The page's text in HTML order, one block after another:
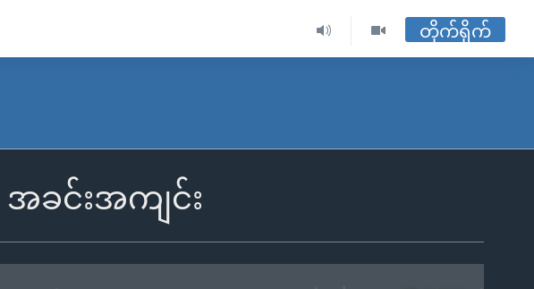
တိုက်ရိုက်
အခင်းအကျင်း